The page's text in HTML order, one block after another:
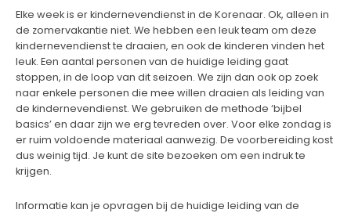
Elke week is er kindernevendienst in de Korenaar. Ok, alleen in
de zomervakantie niet. We hebben een leuk team om deze
kindernevendienst te draaien, en ook de kinderen vinden het
leuk. Een aantal personen van de huidige leiding gaat
stoppen, in de loop van dit seizoen. We zijn dan ook op zoek
naar enkele personen die mee willen draaien als leiding van
de kindernevendienst. We gebruiken de methode ‘bijbel
basics’ en daar zijn we erg tevreden over. Voor elke zondag is
er ruim voldoende materiaal aanwezig. De voorbereiding kost
dus weinig tijd. Je kunt de site bezoeken om een indruk te
krijgen.
Informatie kan je opvragen bij de huidige leiding van de